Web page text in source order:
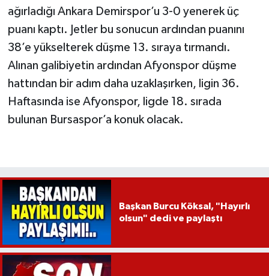
ağırladığı Ankara Demirspor’u 3-0 yenerek üç
puanı kaptı. Jetler bu sonucun ardından puanını
38’e yükselterek düşme 13. sıraya tırmandı.
Alınan galibiyetin ardından Afyonspor düşme
hattından bir adım daha uzaklaşırken, ligin 36.
Haftasında ise Afyonspor, ligde 18. sırada
bulunan Bursaspor’a konuk olacak.
Başkan Burcu Köksal, "Hayırlı
olsun" dedi ve paylaştı